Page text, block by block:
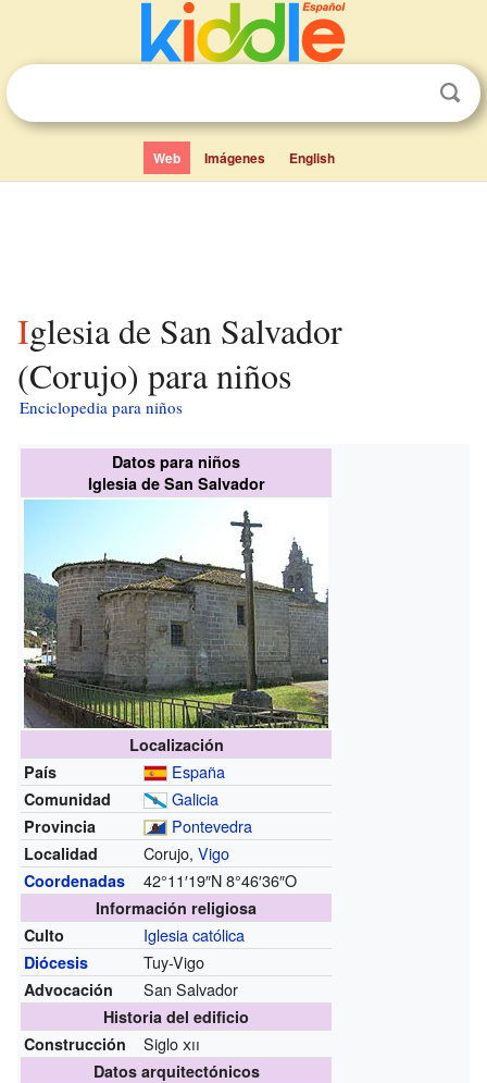
Web Imágenes English
Iglesia de San Salvador
(Corujo) para niños
Enciclopedia para niños
Datos para niños
Iglesia de San Salvador
Localización
País
España
Comunidad Galicia
Provincia Pontevedra
Localidad Corujo,Vigo
Coordenadas 42°11′19″N8°46′36″O
Información religiosa
Culto
Iglesia católica
Diócesis Tuy-Vigo
Advocación San Salvador
Historia del edificio
Construcción
Sigloxii
Datos arquitectónicos